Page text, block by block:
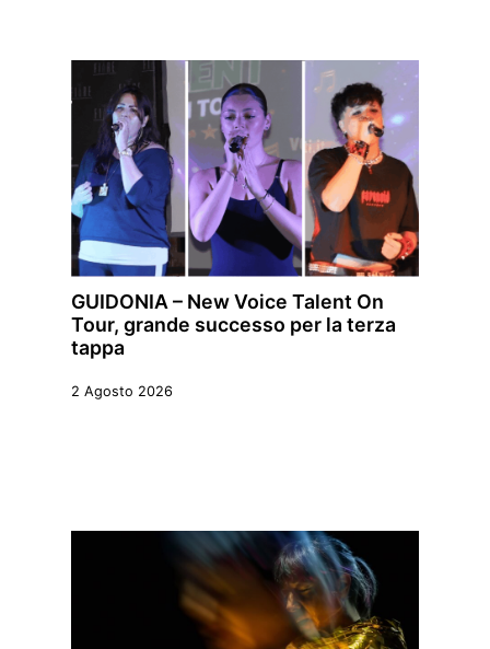
GUIDONIA – New Voice Talent On
Tour, grande successo per la terza
tappa
2 Agosto 2026